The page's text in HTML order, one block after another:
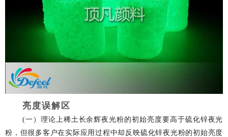
亮度误解区
(一） 理论上稀土长余辉夜光粉的初始亮度要高于硫化锌夜光
粉，但很多客户在实际应用过程中却反映硫化锌夜光粉的初始亮度